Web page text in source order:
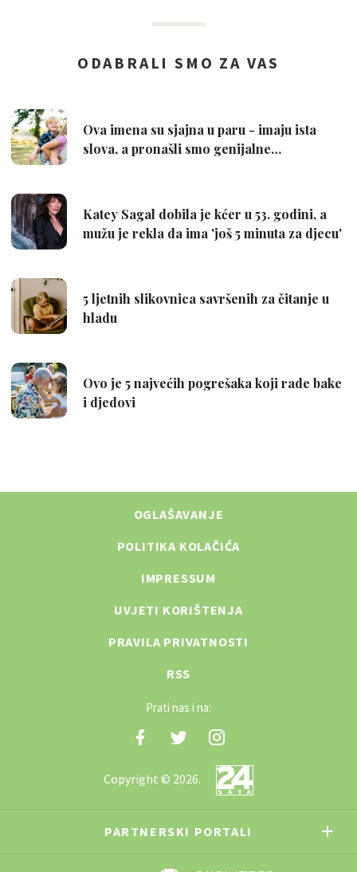
OGLAŠAVANJE
POLITIKA KOLAČIĆA
IMPRESSUM
UVJETI KORIŠTENJA
PRAVILA PRIVATNOSTI
RSS
Prati nas i na:
Copyright © 2026.
PARTNERSKI PORTALI